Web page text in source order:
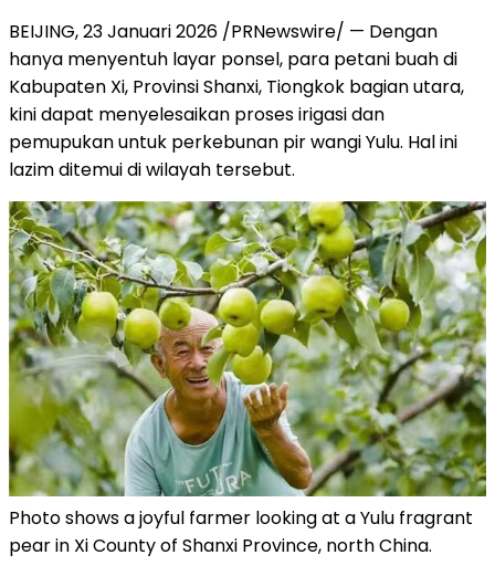
BEIJING,23 Januari 2026 /PRNewswire/ — Dengan
hanya menyentuh layar ponsel, para petani buah di
Kabupaten Xi, Provinsi Shanxi, Tiongkok bagian utara,
kini dapat menyelesaikan proses irigasi dan
pemupukan untuk perkebunan pir wangi Yulu. Hal ini
lazim ditemui di wilayah tersebut.
Photo shows a joyful farmer looking at a Yulu fragrant
pear in Xi County of Shanxi Province, north China.